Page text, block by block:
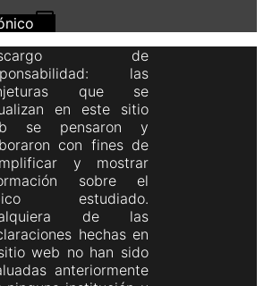
de
las
que se
en este sitio
se pensaron y
con fines de
y mostrar
sobre el
estudiado.
de las
hechas en
web no han sido
anteriormente